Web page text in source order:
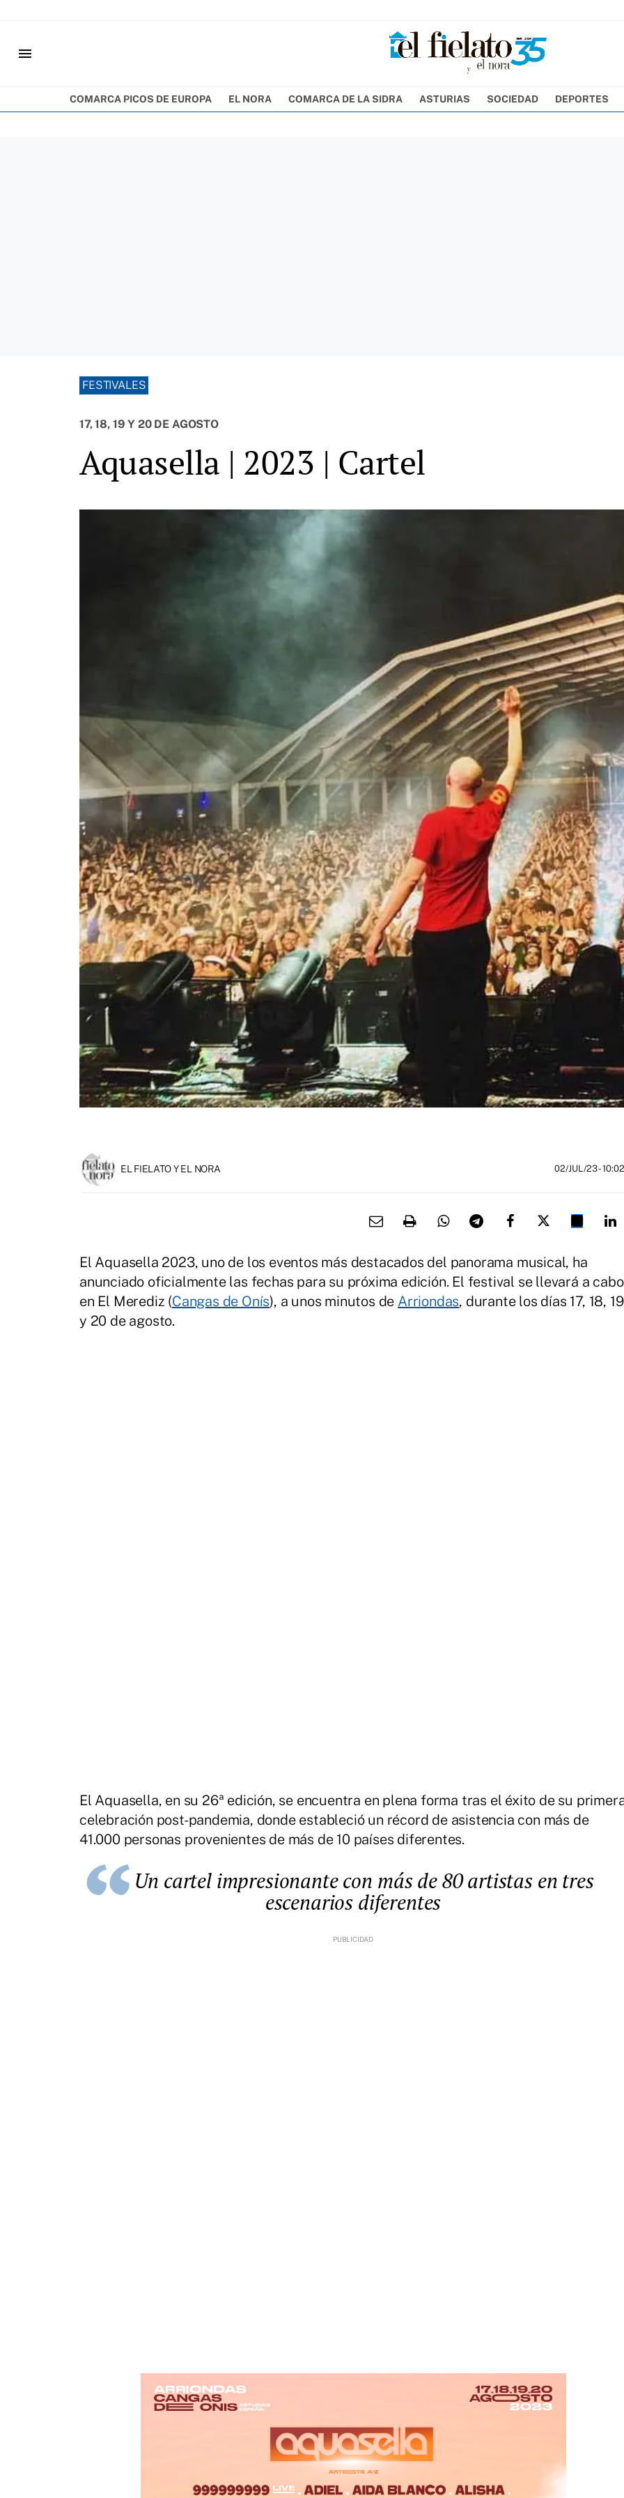
menu
COMARCA PICOS DE EUROPA EL NORA COMARCA DE LA SIDRA ASTURIAS SOCIEDAD DEPORTES
FESTIVALES
17, 18, 19 Y 20 DE AGOSTO
Aquasella | 2023 | Cartel
EL FIELATO Y EL NORA 02/JUL/23- 10:02
El Aquasella 2023, uno de los eventos más destacados del panorama musical, ha
anunciado oficialmente las fechas para su próxima edición. El festival se llevará a cabo
en El Merediz (Cangas de Onís), a unos minutos de Arriondas, durante los días 17, 18, 19
y 20 de agosto.
El Aquasella, en su 26ª edición, se encuentra en plena forma tras el éxito de su
celebración post-pandemia, donde estableció un récord de asistencia con más de
41.000 personas provenientes de más de 10 países diferentes.
Un cartel impresionante con más de 80 artistas en tres
escenarios diferentes